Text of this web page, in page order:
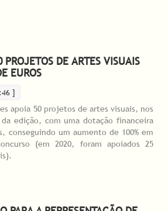
PROJETOS DE ARTES VISUAIS
EUROS
]
apoia 50 projetos de artes visuais, nos
edição, com uma dotação financeira
conseguindo um aumento de 100% em
(em 2020, foram apoiados 25